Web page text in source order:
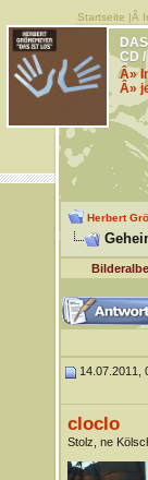
Startseite |Â
CD /
Â»
Â»
Herbert
14.07.2011,
cloclo
Stolz, ne